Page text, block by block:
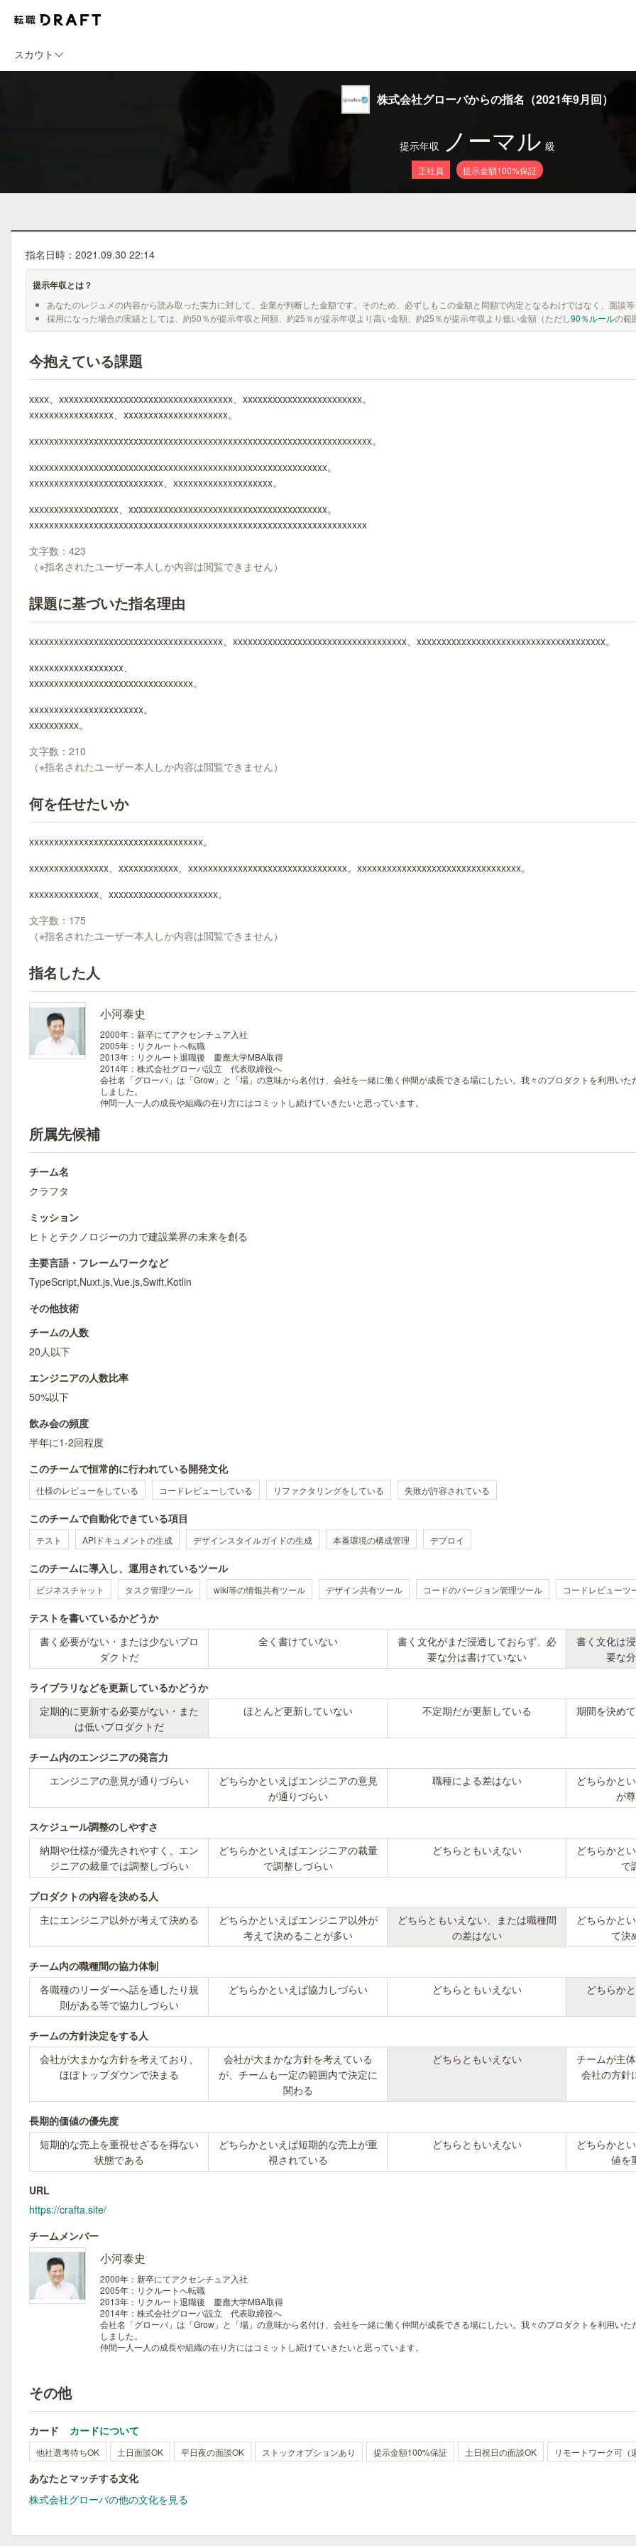
スカウト
株式会社グローバからの指名（2021年9月回）
提示年収 ノーマル 級
正社員 提示金額100%保証
指名日時：2021.09.30 22:14
提示年収とは？
あなたのレジュメの内容から読み取った実力に対して、企業が判断した金額です。そのため、必ずしもこの金額と同額で内定となるわけではなく、面談
採用になった場合の実績としては、約50％が提示年収と同額、約25％が提示年収より高い金額、約25％が提示年収より低い金額（ただし90％ルールの範
今抱えている課題
xxxx、xxxxxxxxxxxxxxxxxxxxxxxxxxxxxxxxxxx、xxxxxxxxxxxxxxxxxxxxxxxx。
xxxxxxxxxxxxxxxxx、xxxxxxxxxxxxxxxxxxxxx。
xxxxxxxxxxxxxxxxxxxxxxxxxxxxxxxxxxxxxxxxxxxxxxxxxxxxxxxxxxxxxxxxxxxxx。
xxxxxxxxxxxxxxxxxxxxxxxxxxxxxxxxxxxxxxxxxxxxxxxxxxxxxxxxxxxx。
xxxxxxxxxxxxxxxxxxxxxxxxxxx、xxxxxxxxxxxxxxxxxxxx。
xxxxxxxxxxxxxxxxxx、xxxxxxxxxxxxxxxxxxxxxxxxxxxxxxxxxxxxxxxx。
xxxxxxxxxxxxxxxxxxxxxxxxxxxxxxxxxxxxxxxxxxxxxxxxxxxxxxxxxxxxxxxxxxxx
文字数：423
（※指名されたユーザー本人しか内容は閲覧できません）
課題に基づいた指名理由
xxxxxxxxxxxxxxxxxxxxxxxxxxxxxxxxxxxxxxx、xxxxxxxxxxxxxxxxxxxxxxxxxxxxxxxxxxx、xxxxxxxxxxxxxxxxxxxxxxxxxxxxxxxxxxxxxx。
xxxxxxxxxxxxxxxxxxx、
xxxxxxxxxxxxxxxxxxxxxxxxxxxxxxxxx。
xxxxxxxxxxxxxxxxxxxxxxx。
xxxxxxxxxx。
文字数：210
（※指名されたユーザー本人しか内容は閲覧できません）
何を任せたいか
xxxxxxxxxxxxxxxxxxxxxxxxxxxxxxxxxxx。
xxxxxxxxxxxxxxxx、xxxxxxxxxxxx、xxxxxxxxxxxxxxxxxxxxxxxxxxxxxxxx。xxxxxxxxxxxxxxxxxxxxxxxxxxxxxxxxx。
xxxxxxxxxxxxxx、xxxxxxxxxxxxxxxxxxxxxx。
文字数：175
（※指名されたユーザー本人しか内容は閲覧できません）
指名した人
小河泰史
2000年：新卒にてアクセンチュア入社
2005年：リクルートへ転職
2013年：リクルート退職後 慶應大学MBA取得
2014年：株式会社グローバ設立 代表取締役へ
会社名「グローバ」は「Grow」と「場」の意味から名付け、会社を一緒に働く仲間が成長できる場にしたい。我々のプロダクトを利用い
しました。
仲間一人一人の成長や組織の在り方にはコミットし続けていきたいと思っています。
所属先候補
チーム名
クラフタ
ミッション
ヒトとテクノロジーの力で建設業界の未来を創る
主要言語・フレームワークなど
TypeScript,Nuxt.js,Vue.js,Swift,Kotlin
その他技術
チームの人数
20人以下
エンジニアの人数比率
50%以下
飲み会の頻度
半年に1-2回程度
このチームで恒常的に行われている開発文化
仕様のレビューをしている コードレビューしている リファクタリングをしている 失敗が許容されている
このチームで自動化できている項目
テスト APIドキュメントの生成 デザインスタイルガイドの生成 本番環境の構成管理 デプロイ
このチームに導入し、運用されているツール
ビジネスチャット タスク管理ツール wiki等の情報共有ツール デザイン共有ツール コードのバージョン管理ツール コードレビューツ
テストを書いているかどうか
書く必要がない・または少ないプロ
ダクトだ
全く書けていない
書く文化がまだ浸透しておらず、必
要な分は書けていない
書く文化は
要な
ライブラリなどを更新しているかどうか
定期的に更新する必要がない・また
は低いプロダクトだ
ほとんど更新していない 不定期だが更新している 期間を決め
チーム内のエンジニアの発言力
エンジニアの意見が通りづらい
どちらかといえばエンジニアの意見
が通りづらい
職種による差はない
どちらかと
が
スケジュール調整のしやすさ
納期や仕様が優先されやすく、エン
ジニアの裁量では調整しづらい
どちらかといえばエンジニアの裁量
で調整しづらい
どちらともいえない
どちらかと
で
プロダクトの内容を決める人
主にエンジニア以外が考えて決める
どちらかといえばエンジニア以外が
考えて決めることが多い
どちらともいえない、または職種間
の差はない
どちらかと
て決
チーム内の職種間の協力体制
各職種のリーダーへ話を通したり規
則がある等で協力しづらい
どちらかといえば協力しづらい どちらともいえない どちらか
チームの方針決定をする人
会社が大まかな方針を考えており、
ほぼトップダウンで決まる
会社が大まかな方針を考えている
が、チームも一定の範囲内で決定に
関わる
どちらともいえない
チームが主
会社の方針
長期的価値の優先度
短期的な売上を重視せざるを得ない
状態である
どちらかといえば短期的な売上が重
視されている
どちらともいえない
どちらかと
値を
URL
https://crafta.site/
チームメンバー
小河泰史
2000年：新卒にてアクセンチュア入社
2005年：リクルートへ転職
2013年：リクルート退職後 慶應大学MBA取得
2014年：株式会社グローバ設立 代表取締役へ
会社名「グローバ」は「Grow」と「場」の意味から名付け、会社を一緒に働く仲間が成長できる場にしたい。我々のプロダクトを利用い
しました。
仲間一人一人の成長や組織の在り方にはコミットし続けていきたいと思っています。
その他
カード カードについて
他社選考待ちOK 土日面談OK 平日夜の面談OK ストックオプションあり 提示金額100%保証 土日祝日の面談OK リモートワーク可（
あなたとマッチする文化
株式会社グローバの他の文化を見る